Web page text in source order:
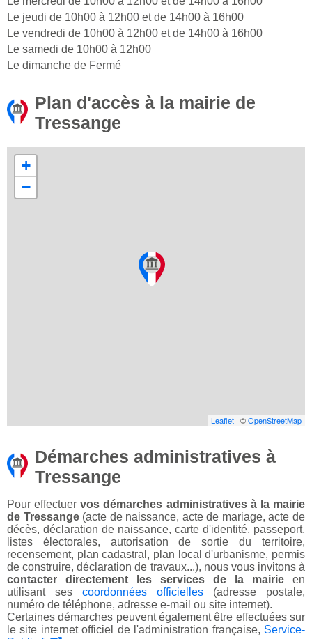
Le jeudi de 10h00 à 12h00 et de 14h00 à 16h00
Le vendredi de 10h00 à 12h00 et de 14h00 à 16h00
Le samedi de 10h00 à 12h00
Le dimanche de Fermé
Plan d'accès à la mairie de
Tressange
+
−
Leaflet | ©OpenStreetMap
Démarches administratives à
Tressange
Pour effectuervos démarches administratives à la mairie
de Tressange(acte de naissance, acte de mariage, acte de
décès, déclaration de naissance, carte d'identité, passeport,
listes électorales, autorisation de sortie du territoire,
recensement, plan cadastral, plan local d'urbanisme, permis
de construire, déclaration de travaux...), nous vous invitons à
contacter directement les services de la mairie en
utilisant ses coordonnées officielles (adresse postale,
numéro de téléphone, adresse e-mail ou site internet).
Certaines démarches peuvent également être effectuées sur
le site internet officiel de l'administration française, Service-